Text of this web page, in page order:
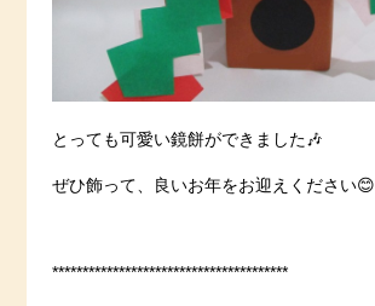
とっても可愛い鏡餅ができました🎶
ぜひ飾って、良いお年をお迎えください😊
***************************************